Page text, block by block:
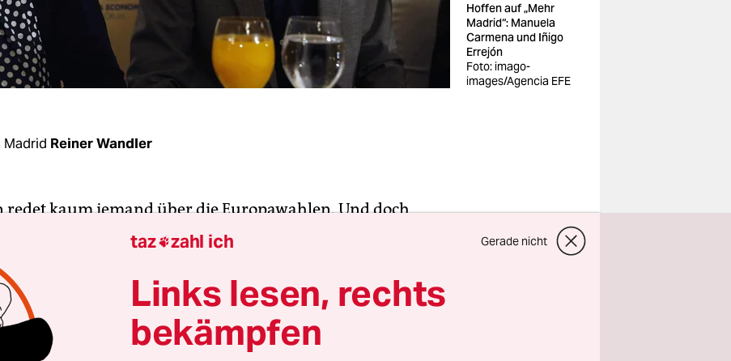
Hoffen auf „Mehr
Madrid“: Manuela
Carmena und Iñigo
Errejón
Foto: imago-
images/Agencia EFE
Madrid Reiner Wandler
redet kaum jemand über die Europawahlen. Und doch
MeinungsforscherInnen eine Wahlbeteiligung, die weit
liegt. Der Grund ist nicht etwa die Europabegeisterung
Sie hat nach Jahren der Austeritätspolitik deutlich gelitten.
der „Superwahlsonntag“.
Mai werden nicht nur die 54 Abgeordneten für Straßburg
taz zahl ich Gerade nicht
Links lesen, rechts
bekämpfen